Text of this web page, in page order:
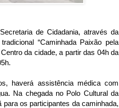
de Cidadania, através da
“Caminhada Paixão pela
da cidade, a partir das 04h da
haverá assistência médica com
Na chegada no Polo Cultural da
os participantes da caminhada,